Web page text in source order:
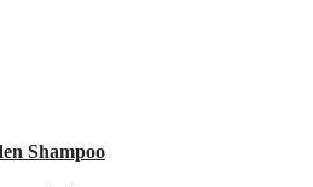
Shampoo